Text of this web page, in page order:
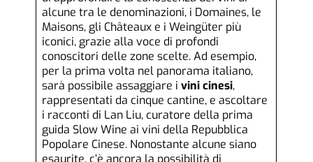
alcune tra le denominazioni, i Domaines, le
Maisons, gli Châteaux e i Weingüter più
iconici, grazie alla voce di profondi
conoscitori delle zone scelte. Ad esempio,
per la prima volta nel panorama italiano,
sarà possibile assaggiare ivini cinesi,
rappresentati da cinque cantine, e ascoltare
i racconti di Lan Liu, curatore della prima
guida Slow Wine ai vini della Repubblica
Popolare Cinese. Nonostante alcune siano
esaurite, c’è ancora la possibilità di